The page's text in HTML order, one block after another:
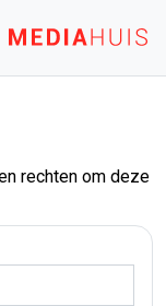
rechten om deze